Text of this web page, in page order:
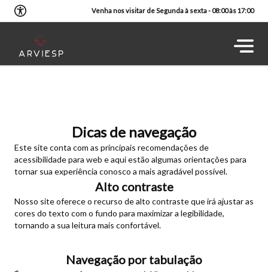
Venha nos visitar de Segunda à sexta - 08:00 às 17:00
Dicas de navegação
Este site conta com as principais recomendações de
acessibilidade para web e aqui estão algumas orientações para
tornar sua experiência conosco a mais agradável possível.
Alto contraste
Nosso site oferece o recurso de alto contraste que irá ajustar as
cores do texto com o fundo para maximizar a legibilidade,
tornando a sua leitura mais confortável.
Navegação por tabulação